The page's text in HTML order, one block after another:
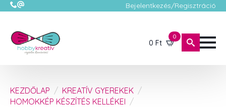
Bejelentkezés/Regisztráció
0 Ft
0
KEZDŐLAP
KREATÍV GYEREKEK
HOMOKKÉP KÉSZÍTÉS KELLÉKEI